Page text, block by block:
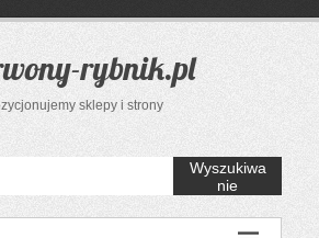
rybnik.pl
sklepy i strony
Wyszukiwa
nie